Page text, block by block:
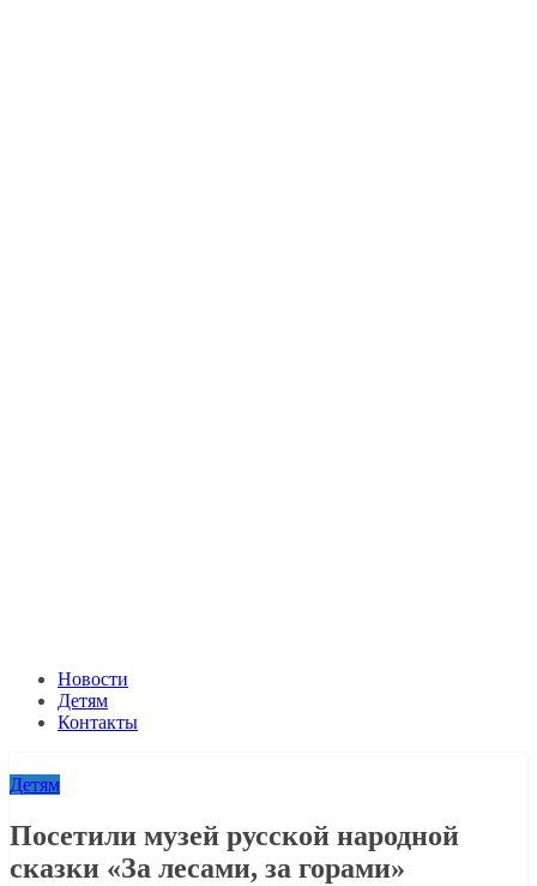
Новости
Детям
Контакты
Детям
Посетили музей русской народной
сказки «За лесами, за горами»